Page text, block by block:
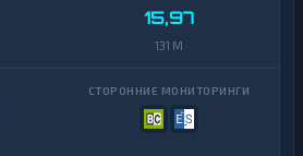
15,97
131 M